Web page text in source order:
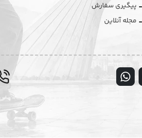
پیگیری سفارش
مجله آنلاین